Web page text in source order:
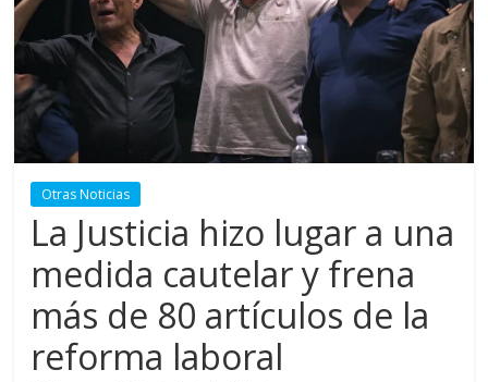
Otras Noticias
La Justicia hizo lugar a una
medida cautelar y frena
más de 80 artículos de la
reforma laboral